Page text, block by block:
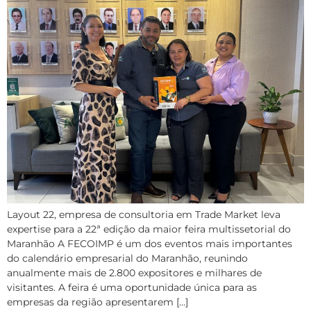
Layout 22, empresa de consultoria em Trade Market leva
expertise para a 22ª edição da maior feira multissetorial do
Maranhão A FECOIMP é um dos eventos mais importantes
do calendário empresarial do Maranhão, reunindo
anualmente mais de 2.800 expositores e milhares de
visitantes. A feira é uma oportunidade única para as
empresas da região apresentarem […]